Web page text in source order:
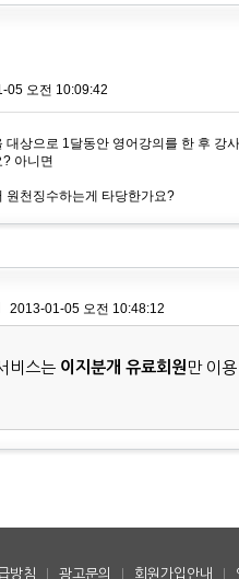
05 오전 10:09:42
대상으로 1달동안 영어강의를 한 후 강
아니면
원천징수하는게 타당한가요?
2013-01-05 오전 10:48:12
비스는 이지분개 유료회원 만 이
방침 광고문의 회원가입안내